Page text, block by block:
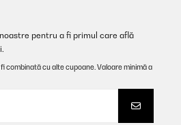
pentru a fi primul care află
combinată cu alte cupoane. Valoare minimă a